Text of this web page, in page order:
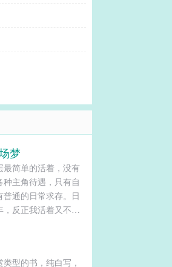
梦
最简单的活着，没有
种主角待遇，只有自
通的日常求存。日
，反正我活着又不是
型的书，纯白写，